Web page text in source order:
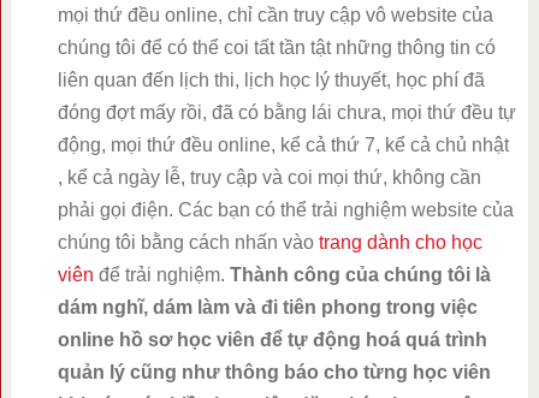
mọi thứ đều online, chỉ cần truy cập vô website của
chúng tôi để có thể coi tất tần tật những thông tin có
liên quan đến lịch thi, lịch học lý thuyết, học phí đã
đóng đợt mấy rồi, đã có bằng lái chưa, mọi thứ đều tự
động, mọi thứ đều online, kể cả thứ 7, kể cả chủ nhật
, kể cả ngày lễ, truy cập và coi mọi thứ, không cần
phải gọi điện. Các bạn có thể trải nghiệm website của
chúng tôi bằng cách nhấn vào trang dành cho học
viên để trải nghiệm. Thành công của chúng tôi là
dám nghĩ, dám làm và đi tiên phong trong việc
online hồ sơ học viên để tự động hoá quá trình
quản lý cũng như thông báo cho từng học viên